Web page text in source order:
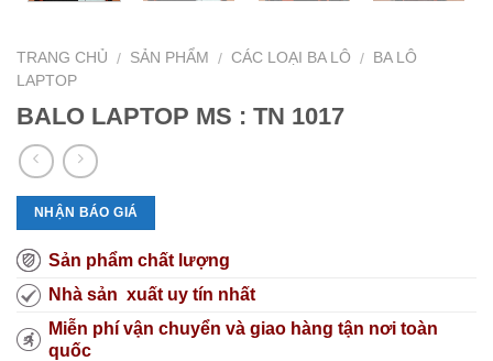
TRANG CHỦ / SẢN PHẨM / CÁC LOẠI BA LÔ /
BA LÔ
LAPTOP
BALO LAPTOP MS : TN 1017
NHẬN BÁO GIÁ
Sản phẩm chất lượng
Nhà sản xuất uy tín nhất
Miễn phí vận chuyển và giao hàng tận nơi toàn
quốc